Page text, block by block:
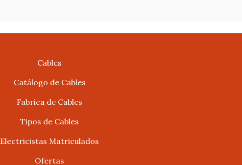
Cables
Catálogo de Cables
Fabrica de Cables
Tipos de Cables
Electricistas Matriculados
Ofertas